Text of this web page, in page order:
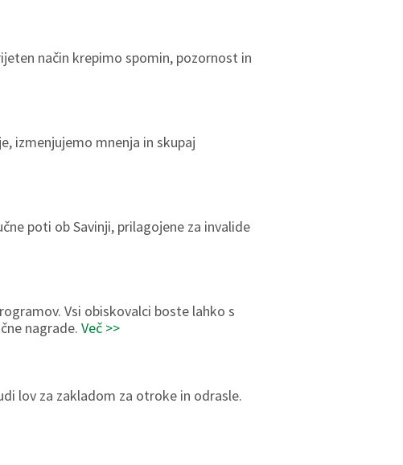
način krepimo spomin, pozornost in
izmenjujemo mnenja in skupaj
poti ob Savinji, prilagojene za invalide
Vsi obiskovalci boste lahko s
nagrade.Več >>
lov za zakladom za otroke in odrasle.